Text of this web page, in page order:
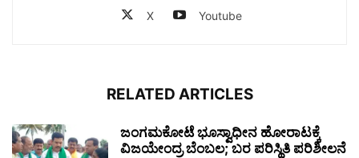
X Youtube
RELATED ARTICLES
ಜಂಗಮಕೋಟೆ ಭೂಸ್ವಾಧೀನ ಹೋರಾಟಕ್ಕೆ
ವಿಜಯೇಂದ್ರ ಬೆಂಬಲ; ಬರ ಪರಿಸ್ಥಿತಿ ಪರಿಶೀಲನೆ